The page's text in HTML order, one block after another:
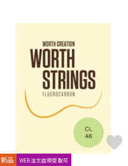
新品 WEB注文店頭受取可